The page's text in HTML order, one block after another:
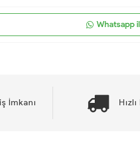
Whatsapp
İmkanı